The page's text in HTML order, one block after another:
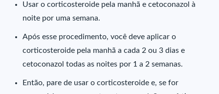
Usar o corticosteroide pela manhã e cetoconazol à
noite por uma semana.
Após esse procedimento, você deve aplicar o
corticosteroide pela manhã a cada 2 ou 3 dias e
cetoconazol todas as noites por 1 a 2 semanas.
Então, pare de usar o corticosteroide e, se for